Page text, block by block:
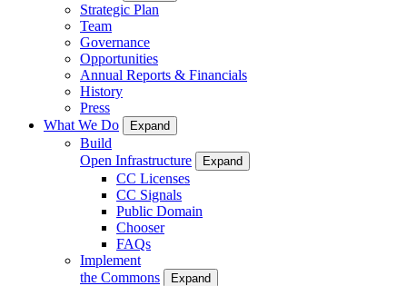
Strategic Plan
Team
Governance
Opportunities
Annual Reports & Financials
History
Press
What We Do
Expand
Build
Open Infrastructure
Expand
CC Licenses
CC Signals
Public Domain
Chooser
FAQs
Implement
the Commons
Expand